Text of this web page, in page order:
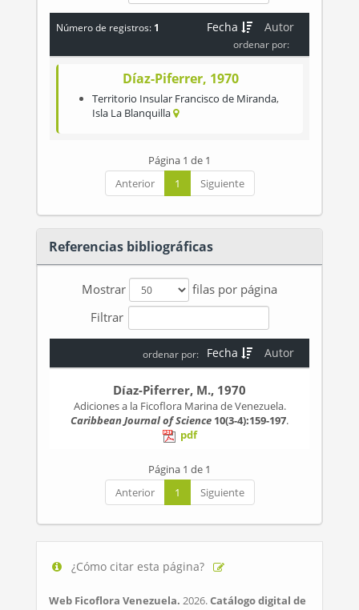
Número de registros: 1 Autor
Fecha
ordenar por:
Díaz-Piferrer, 1970
Territorio Insular Francisco de Miranda,
Isla La Blanquilla
Página 1 de 1
Anterior
1 Siguiente
Referencias bibliográficas
Mostrar
filas por página
Filtrar
Autor
Fecha
ordenar por:
Díaz-Piferrer, M., 1970
Adiciones a la Ficoflora Marina de Venezuela.
Caribbean Journal of Science 10(3-4):159-197.
pdf
Página 1 de 1
Anterior
1 Siguiente
¿Cómo citar esta página?
Web Ficoflora Venezuela. 2026.Catálogo digital de